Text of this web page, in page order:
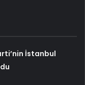
İstanbul